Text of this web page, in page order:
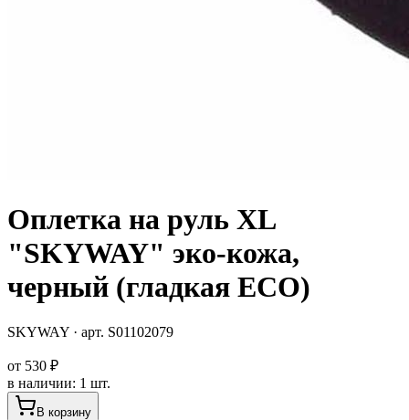
Оплетка на руль XL
"SKYWAY" эко-кожа,
черный (гладкая ECO)
SKYWAY · арт. S01102079
от 530 ₽
в наличии: 1 шт.
В корзину